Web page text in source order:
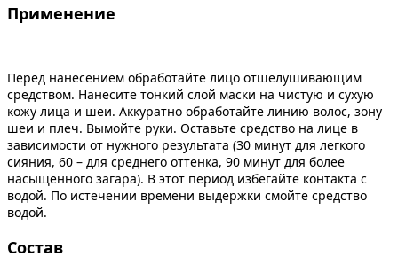
Применение
Перед нанесением обработайте лицо отшелушивающим
средством. Нанесите тонкий слой маски на чистую и сухую
кожу лица и шеи. Аккуратно обработайте линию волос, зону
шеи и плеч. Вымойте руки. Оставьте средство на лице в
зависимости от нужного результата (30 минут для легкого
сияния, 60 – для среднего оттенка, 90 минут для более
насыщенного загара). В этот период избегайте контакта с
водой. По истечении времени выдержки смойте средство
водой.
Состав